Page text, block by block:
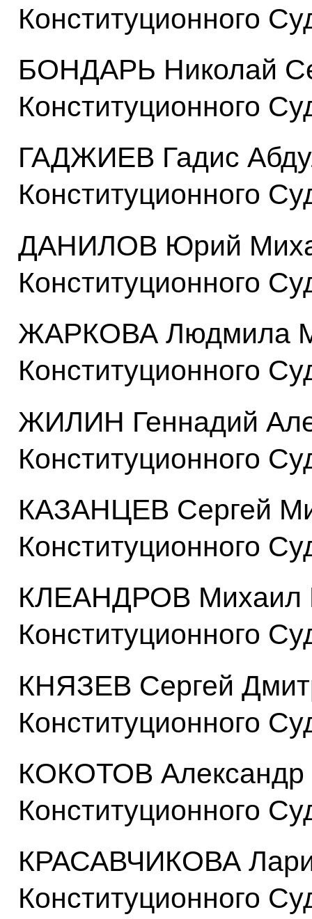
Конституционного
БОНДАРЬ Николай
Конституционного
ГАДЖИЕВ Гадис
Конституционного
ДАНИЛОВ Юрий
Конституционного
ЖАРКОВА Людмила
Конституционного
ЖИЛИН Геннадий
Конституционного
КАЗАНЦЕВ Сергей
Конституционного
КЛЕАНДРОВ Михаил
Конституционного
КНЯЗЕВ Сергей
Конституционного
КОКОТОВ Александр
Конституционного
КРАСАВЧИКОВА
Конституционного